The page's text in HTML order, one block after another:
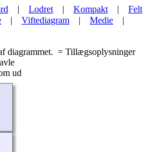
| Lodret | Kompakt | Felt
| Viftediagram | Medie |
diagrammet. = Tillægsoplysninger